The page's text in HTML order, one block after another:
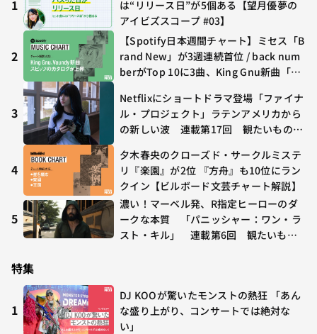
1
は“リリース日”が5個ある【望月優夢の
アイビズスコープ #03】
2
【Spotify日本週間チャート】ミセス「B
rand New」が3週連続首位 / back num
berがTop 10に3曲、King Gnu新曲「G
年7/24〜7/30
3
Netflixにショートドラマ登場「ファイナ
ル・プロジェクト」ラテンアメリカから
の新しい波 連載第17回 観たいものが
4
夕木春央のクローズド・サークルミステ
リ『楽園』が2位 『方舟』も10位にラン
クイン【ビルボード文芸チャート解説】
5
濃い！マーベル発、R指定ヒーローのダ
ークな本質 「パニッシャー：ワン・ラ
スト・キル」 連載第6回 観たいもの
特集
1
DJ KOOが驚いたモンストの熱狂 「あん
な盛り上がり、コンサートでは絶対な
い」